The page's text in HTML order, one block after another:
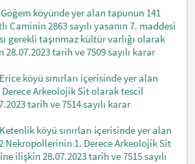
köyünde yer alan tapunun 141
Caminin 2863 sayılı yasanın 7. maddesi
gerekli taşınmaz kültür varlığı olarak
tarih ve 7509 sayılı karar
köyü sınırları içerisinde yer alan
Arkeolojik Sit olarak tescil
tarih ve 7514 sayılı karar
köyü sınırları içerisinde yer alan
Nekropollerinin 1. Derece Arkeolojik Sit
ilişkin 28.07.2023 tarih ve 7515 sayılı